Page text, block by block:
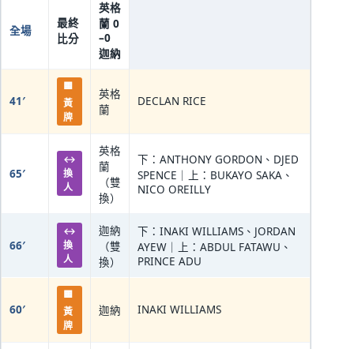
全場
最終
比分
英格
蘭 0
–0
迦納
41′
🟨
黃
牌
英格
蘭
DECLAN RICE
65′
↔
換
人
英格
蘭
（雙
換）
下：ANTHONY GORDON、DJED
SPENCE｜上：BUKAYO SAKA、
NICO OREILLY
66′
↔
換
人
迦納
（雙
換）
下：INAKI WILLIAMS、JORDAN
AYEW｜上：ABDUL FATAWU、
PRINCE ADU
60′
🟨
黃
牌
迦納 INAKI WILLIAMS